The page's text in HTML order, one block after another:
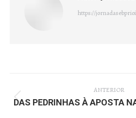
https://
de
post:
ANTERIOR
Post
DAS PEDRINHAS À APOSTA